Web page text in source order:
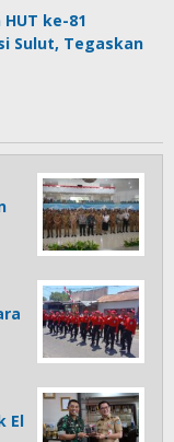
ke-81
Sulut, Tegaskan
El